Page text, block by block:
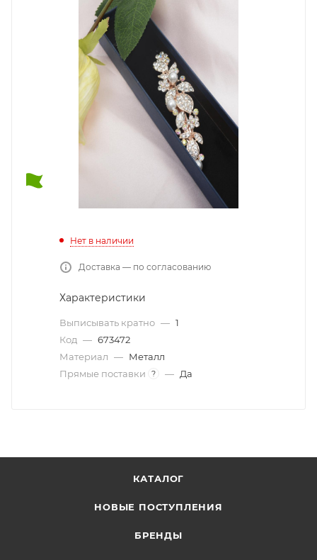
Нет в наличии
Доставка — по согласованию
Характеристики
Выписывать кратно — 1
Код — 673472
Материал — Металл
Прямые поставки
? — Да
КАТАЛОГ
НОВЫЕ ПОСТУПЛЕНИЯ
БРЕНДЫ